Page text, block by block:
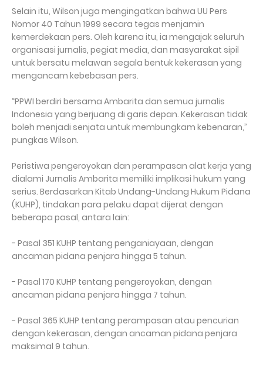
Selain itu, Wilson juga mengingatkan bahwa UU Pers
Nomor 40 Tahun 1999 secara tegas menjamin
kemerdekaan pers. Oleh karena itu, ia mengajak seluruh
organisasi jurnalis, pegiat media, dan masyarakat sipil
untuk bersatu melawan segala bentuk kekerasan yang
mengancam kebebasan pers.
“PPWI berdiri bersama Ambarita dan semua jurnalis
Indonesia yang berjuang di garis depan. Kekerasan tidak
boleh menjadi senjata untuk membungkam kebenaran,”
pungkas Wilson.
Peristiwa pengeroyokan dan perampasan alat kerja yang
dialami Jurnalis Ambarita memiliki implikasi hukum yang
serius. Berdasarkan Kitab Undang-Undang Hukum Pidana
(KUHP), tindakan para pelaku dapat dijerat dengan
beberapa pasal, antara lain:
- Pasal 351 KUHP tentang penganiayaan, dengan
ancaman pidana penjara hingga 5 tahun.
- Pasal 170 KUHP tentang pengeroyokan, dengan
ancaman pidana penjara hingga 7 tahun.
- Pasal 365 KUHP tentang perampasan atau pencurian
dengan kekerasan, dengan ancaman pidana penjara
maksimal 9 tahun.